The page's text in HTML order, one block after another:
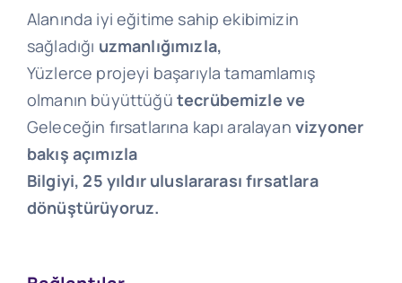
Alanında iyi eğitime sahip ekibimizin
sağladığı uzmanlığımızla,
Yüzlerce projeyi başarıyla tamamlamış
olmanın büyüttüğü tecrübemizle ve
Geleceğin fırsatlarına kapı aralayan vizyoner
bakış açımızla
Bilgiyi, 25 yıldır uluslararası fırsatlara
dönüştürüyoruz.